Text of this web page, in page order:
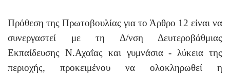
Πρόθεση της Πρωτοβουλίας για το Άρθρο 12 είναι να
συνεργαστεί με τη Δ/νση Δευτεροβάθμιας
Εκπαίδευσης Ν.Αχαΐας και γυμνάσια - λύκεια της
περιοχής, προκειμένου να ολοκληρωθεί η